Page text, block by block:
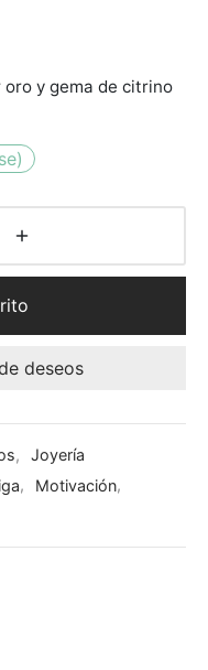
y gema de citrino
deseos
,
Joyería
, Motivación,